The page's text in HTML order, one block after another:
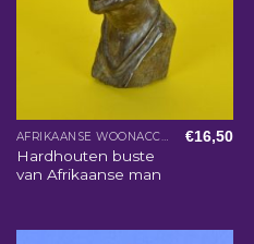
AFRIKAANSE WOONACCESSOIRES
Hardhouten buste
van Afrikaanse man
€16,50